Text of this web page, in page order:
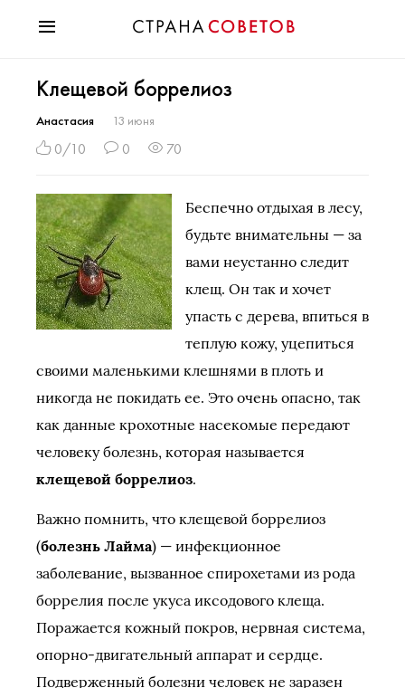
Мода
Звезды
Гороскопы
Психология
Хобби
Разное
Праздники
Клещевой боррелиоз
Анастасия 13 июня
0/10 0 70
Беспечно отдыхая в лесу,
будьте внимательны — за
вами неустанно следит
клещ. Он так и хочет
упасть с дерева, впиться в
теплую кожу, уцепиться
своими маленькими клешнями в плоть и
никогда не покидать ее. Это очень опасно, так
как данные крохотные насекомые передают
человеку болезнь, которая называется
клещевой боррелиоз.
Важно помнить, что клещевой боррелиоз
(болезнь Лайма) — инфекционное
заболевание, вызванное спирохетами из рода
боррелия после укуса иксодового клеща.
Поражается кожный покров, нервная система,
опорно-двигательный аппарат и сердце.
Подверженный болезни человек не заразен